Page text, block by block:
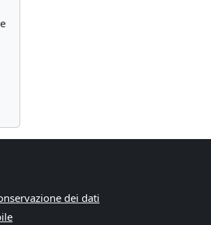
dei dati